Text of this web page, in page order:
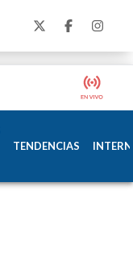
TENDENCIAS